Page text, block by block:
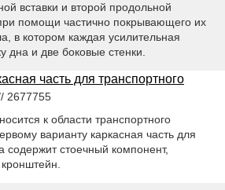
вставки и второй продольной
помощи частично покрывающего их
в котором каждая усилительная
дна и две боковые стенки.
часть для транспортного
2677755
к области транспортного
варианту каркасная часть для
содержит стоечный компонент,